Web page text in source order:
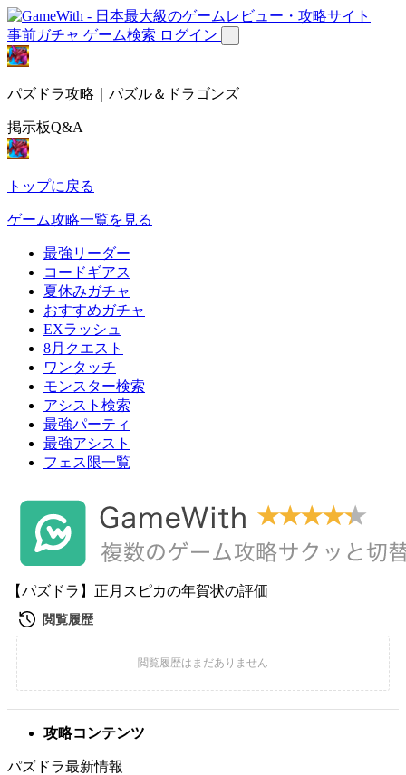
事前ガチャ ゲーム検索 ログイン
パズドラ攻略｜パズル＆ドラゴンズ
掲示板Q&A
トップに戻る
ゲーム攻略一覧を見る
最強リーダー
コードギアス
夏休みガチャ
おすすめガチャ
EXラッシュ
8月クエスト
ワンタッチ
モンスター検索
アシスト検索
最強パーティ
最強アシスト
フェス限一覧
【パズドラ】正月スピカの年賀状の評価
攻略コンテンツ
パズドラ最新情報